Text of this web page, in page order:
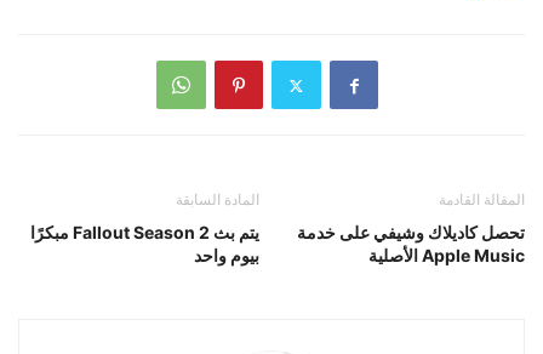
المادة السابقة
يتم بث Fallout Season 2 مبكرًا
بيوم واحد
المقالة القادمة
تحصل كاديلاك وشيفي على خدمة
Apple Music الأصلية